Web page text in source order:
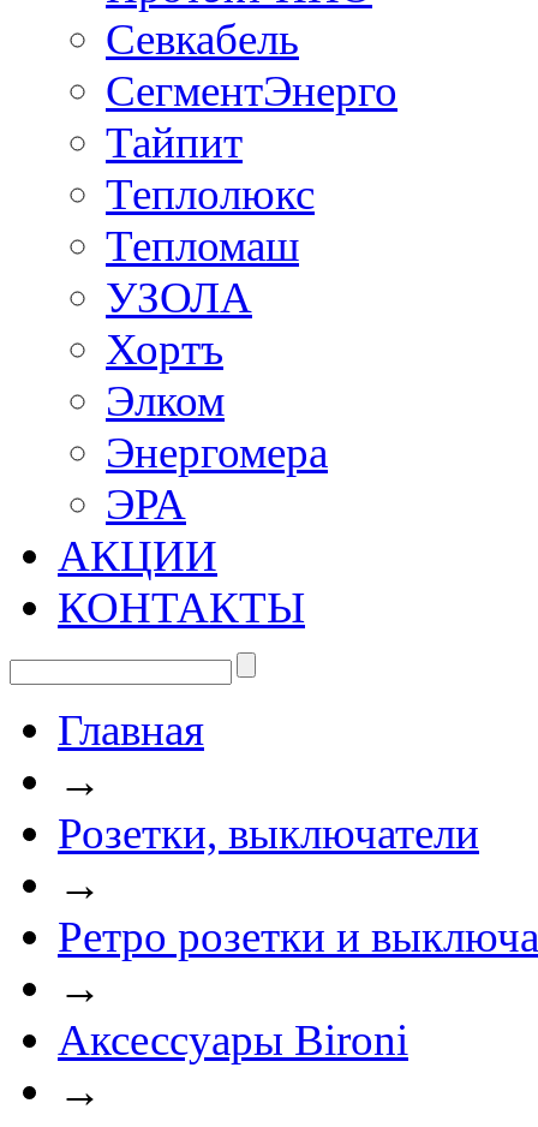
Севкабель
СегментЭнерго
Тайпит
Теплолюкс
Тепломаш
УЗОЛА
Хортъ
Элком
Энергомера
ЭРА
АКЦИИ
КОНТАКТЫ
Главная
→
Розетки, выключатели
→
Ретро розетки и
→
Аксессуары Bironi
→